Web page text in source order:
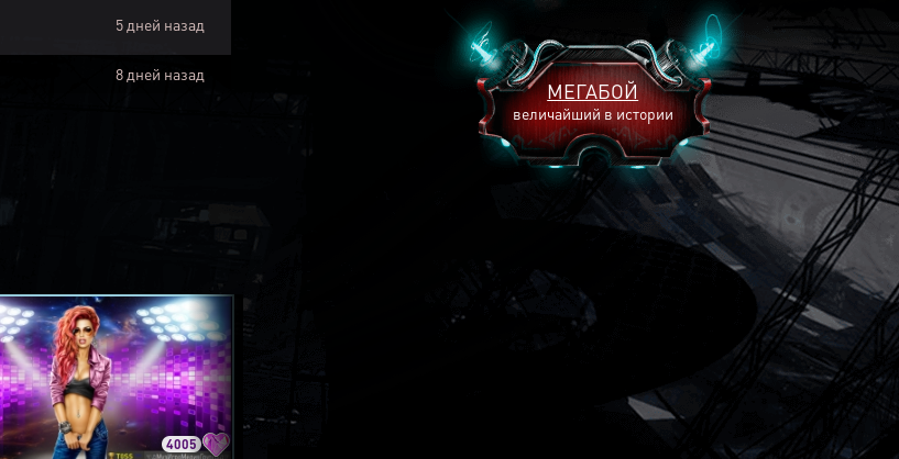
МЕГАБОЙ
величайший в истории
5 дней назад
8 дней назад
4005 2240